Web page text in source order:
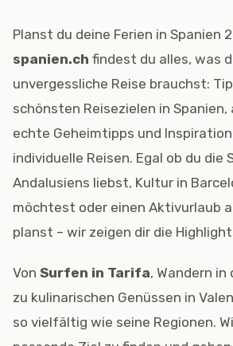
Planst du deine Ferien in Spanien
spanien.ch findest du alles, was
unvergessliche Reise brauchst:
schönsten Reisezielen in
echte Geheimtipps und
individuelle Reisen. Egal ob du die
Andalusiens liebst, Kultur in
möchtest oder einen Aktivurlaub
planst – wir zeigen dir die
Von Surfen in Tarifa, Wandern in
zu kulinarischen Genüssen in
so vielfältig wie seine Regionen.